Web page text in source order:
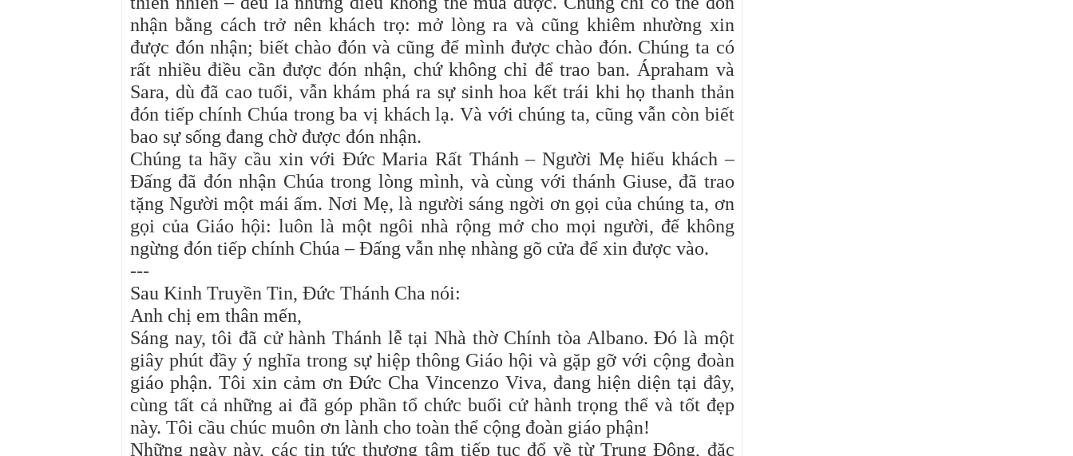
nhận bằng cách trở nên khách trọ: mở lòng ra và cũng khiêm nhường xin
được đón nhận; biết chào đón và cũng để mình được chào đón. Chúng ta có
rất nhiều điều cần được đón nhận, chứ không chỉ để trao ban. Ápraham và
Sara, dù đã cao tuổi, vẫn khám phá ra sự sinh hoa kết trái khi họ thanh thản
đón tiếp chính Chúa trong ba vị khách lạ. Và với chúng ta, cũng vẫn còn biết
bao sự sống đang chờ được đón nhận.
Chúng ta hãy cầu xin với Đức Maria Rất Thánh – Người Mẹ hiếu khách –
Đấng đã đón nhận Chúa trong lòng mình, và cùng với thánh Giuse, đã trao
tặng Người một mái ấm. Nơi Mẹ, là người sáng ngời ơn gọi của chúng ta, ơn
gọi của Giáo hội: luôn là một ngôi nhà rộng mở cho mọi người, để không
ngừng đón tiếp chính Chúa – Đấng vẫn nhẹ nhàng gõ cửa để xin được vào.
---
Sau Kinh Truyền Tin, Đức Thánh Cha nói:
Anh chị em thân mến,
Sáng nay, tôi đã cử hành Thánh lễ tại Nhà thờ Chính tòa Albano. Đó là một
giây phút đầy ý nghĩa trong sự hiệp thông Giáo hội và gặp gỡ với cộng đoàn
giáo phận. Tôi xin cảm ơn Đức Cha Vincenzo Viva, đang hiện diện tại đây,
cùng tất cả những ai đã góp phần tổ chức buổi cử hành trọng thể và tốt đẹp
này. Tôi cầu chúc muôn ơn lành cho toàn thể cộng đoàn giáo phận!
Những ngày này, các tin tức thương tâm tiếp tục đổ về từ Trung Đông, đặc